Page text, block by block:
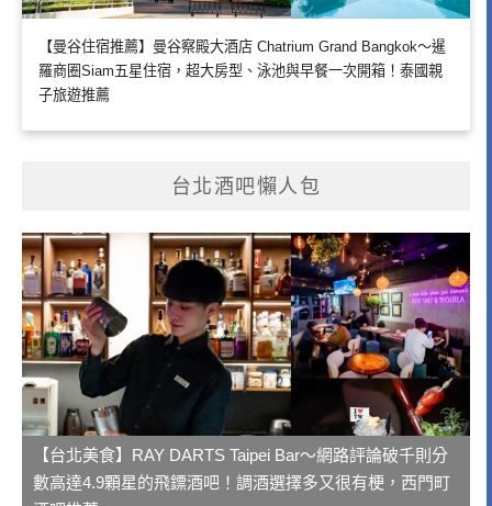
【曼谷住宿推薦】曼谷察殿大酒店 Chatrium Grand Bangkok～暹
羅商圈Siam五星住宿，超大房型、泳池與早餐一次開箱！泰國親
子旅遊推薦
台北酒吧懶人包
【台北美食】RAY DARTS Taipei Bar～網路評論破千則分
數高達4.9顆星的飛鏢酒吧！調酒選擇多又很有梗，西門町